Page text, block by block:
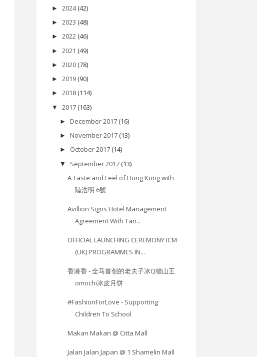
► 2024 (42)
► 2023 (48)
► 2022 (46)
► 2021 (49)
► 2020 (78)
► 2019 (90)
► 2018 (114)
▼ 2017 (163)
► December 2017 (16)
► November 2017 (13)
► October 2017 (14)
▼ September 2017 (13)
A Taste and Feel of Hong Kong with
陸浩明 6號
Avillion Signs Hotel Management
Agreement With Tan...
OFFICIAL LAUNCHING CEREMONY ICM
(UK) PROGRAMMES IN...
香港香 - 全马首创的老夫子冰Q猫山王
omochi冰皮月饼
#FashionForLove - Supporting
Children To School
Makan Makan @ Citta Mall
Jalan Jalan Japan @ 1 Shamelin Mall